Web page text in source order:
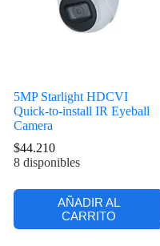
5MP Starlight HDCVI
Quick-to-install IR Eyeball
Camera
$44.210
8 disponibles
AÑADIR AL
CARRITO